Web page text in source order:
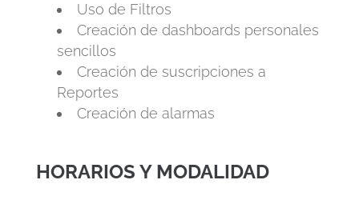
Uso de Filtros
Creación de dashboards personales
sencillos
Creación de suscripciones a
Reportes
Creación de alarmas
HORARIOS Y MODALIDAD